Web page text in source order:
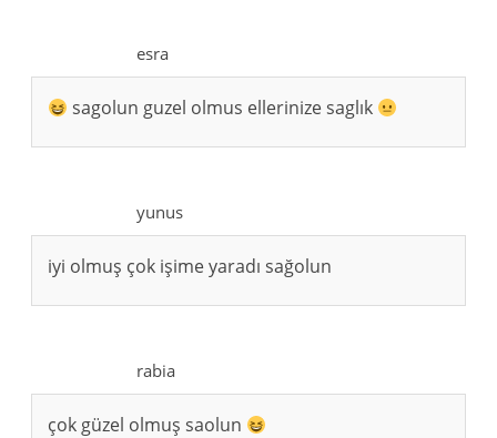
esra
sagolun guzel olmus ellerinize saglık
yunus
iyi olmuş çok işime yaradı sağolun
rabia
çok güzel olmuş saolun